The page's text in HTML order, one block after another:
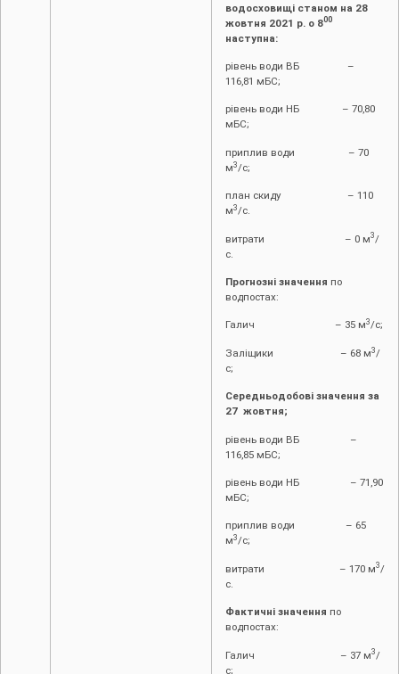
водосховищі станом на 28
жовтня 2021 р. о 800
наступна:
рівень води ВБ –
116,81 мБС;
рівень води НБ – 70,80
мБС;
приплив води – 70
м3/с;
план скиду – 110
м3/с.
витрати – 0 м3 /
с.
Прогнозні значення по
водпостах:
Галич – 35 м3/с;
Заліщики – 68 м3/
с;
Середньодобові значення за
27 жовтня;
рівень води ВБ –
116,85 мБС;
рівень води НБ – 71,90
мБС;
приплив води – 65
м3/с;
витрати – 170 м3 /
с.
Фактичні значення по
водпостах:
Галич – 37 м3 /
с;